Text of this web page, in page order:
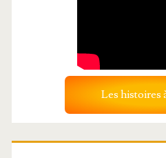
Les histoires